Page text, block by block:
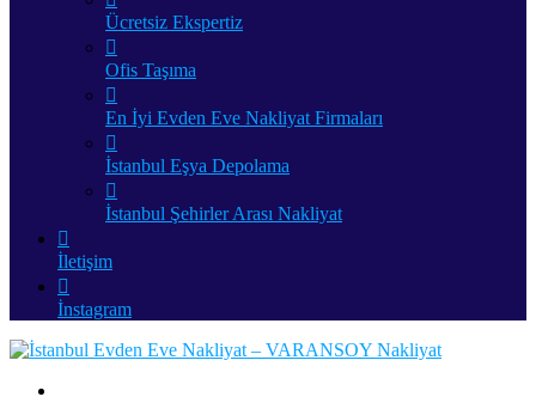
Ücretsiz Ekspertiz
Ofis Taşıma
En İyi Evden Eve Nakliyat Firmaları
İstanbul Eşya Depolama
İstanbul Şehirler Arası Nakliyat
İletişim
İnstagram